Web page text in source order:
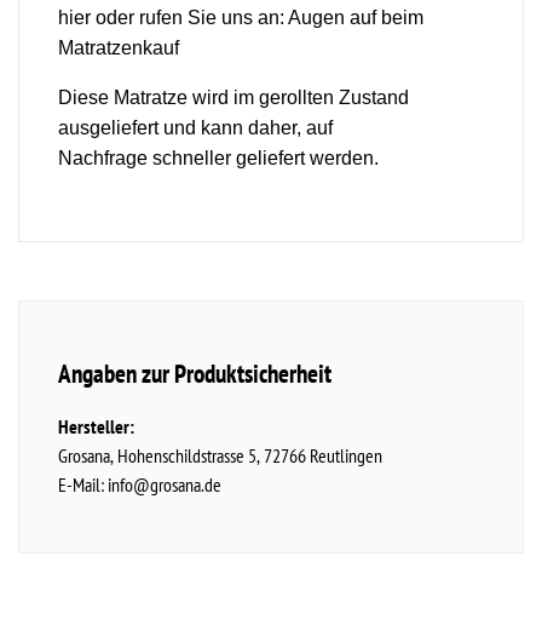
hier oder rufen Sie uns an: Augen auf beim
Matratzenkauf
Diese Matratze wird im gerollten Zustand
ausgeliefert und kann daher, auf
Nachfrage schneller geliefert werden.
Angaben zur Produktsicherheit
Hersteller:
Grosana Hohenschildstrasse 5 72766 Reutlingen
E-Mail: info@grosana.de